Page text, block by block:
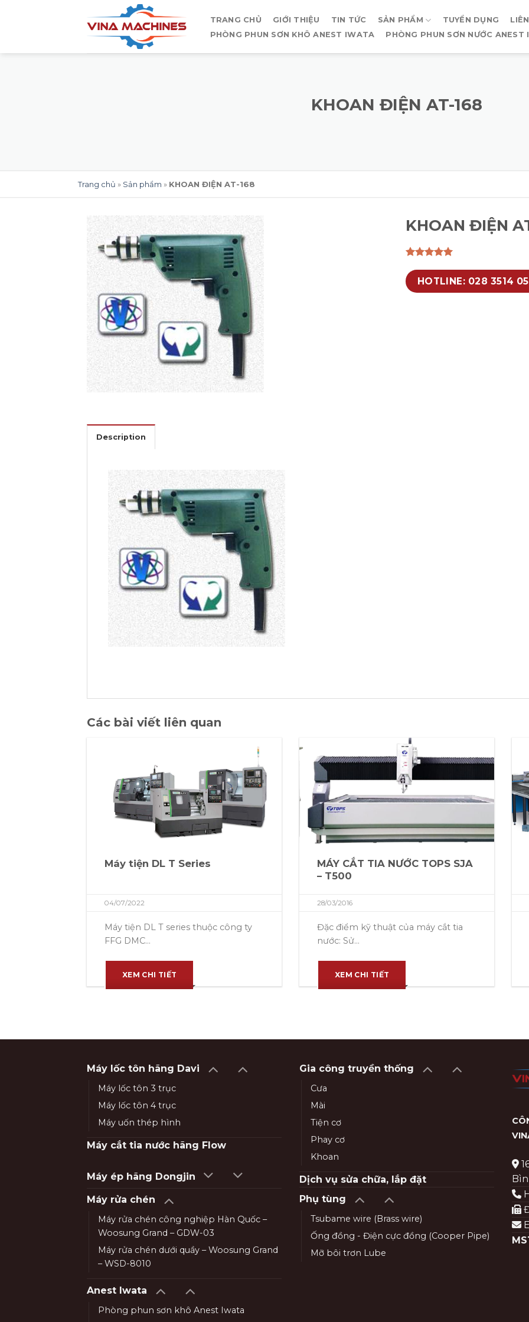
TRANG CHỦ GIỚI THIỆU TIN TỨC SẢN PHẨM TUYỂN DỤNG
PHÒNG PHUN SƠN KHÔ ANEST IWATA
PHÒNG PHUN SƠN NƯỚC ANEST
KHOAN ĐIỆN AT-168
Trang chủ » Sản phẩm » KHOAN ĐIỆN AT-168
KHOAN ĐIỆN
HOTLINE: 028 3514
Description
Các bài viết liên quan
Máy tiện DL T Series
04/07/2022
Máy tiện DL T series thuộc công ty
FFG DMC...
XEM CHI TIẾT
MÁY CẮT TIA NƯỚC TOPS SJA
– T500
28/03/2016
Đặc điểm kỹ thuật của máy cắt tia
nước: Sử...
XEM CHI TIẾT
Máy lốc tôn hãng Davi
Máy lốc tôn 3 trục
Máy lốc tôn 4 trục
Máy uốn thép hình
Máy cắt tia nước hãng Flow
Máy ép hãng Dongjin
Máy rửa chén
Máy rửa chén công nghiệp Hàn Quốc –
Woosung Grand – GDW-03
Máy rửa chén dưới quầy – Woosung Grand
– WSD-8010
Anest Iwata
Phòng phun sơn khô Anest Iwata
Gia công truyền thống
Cưa
Mài
Tiện cơ
Phay cơ
Khoan
Dịch vụ sửa chữa, lắp đặt
Phụ tùng
Tsubame wire (Brass wire)
Ống đồng - Điện cực đồng (Cooper Pipe)
Mỡ bôi trơn Lube